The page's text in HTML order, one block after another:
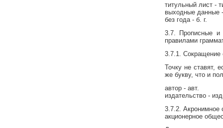
титульный лист -
выходные данные
без года - б. г.
3.7. Прописные и
правилами
3.7.1. Сокращение
Точку не ставят,
же букву, что и
автор - авт.
издательство -
3.7.2. Акронимное
акционерное